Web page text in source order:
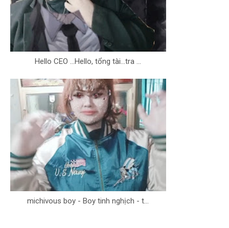
Hello CEO ...Hello, tổng tài...tra ...
michivous boy - Boy tinh nghịch - t...